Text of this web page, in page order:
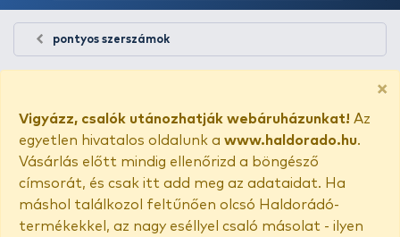
pontyos szerszámok
×
Vigyázz, csalók utánozhatják webáruházunkat! Az
egyetlen hivatalos oldalunk a www.haldorado.hu.
Vásárlás előtt mindig ellenőrizd a böngésző
címsorát, és csak itt add meg az adataidat. Ha
máshol találkozol feltűnően olcsó Haldorádó-
termékekkel, az nagy eséllyel csaló másolat - ilyen